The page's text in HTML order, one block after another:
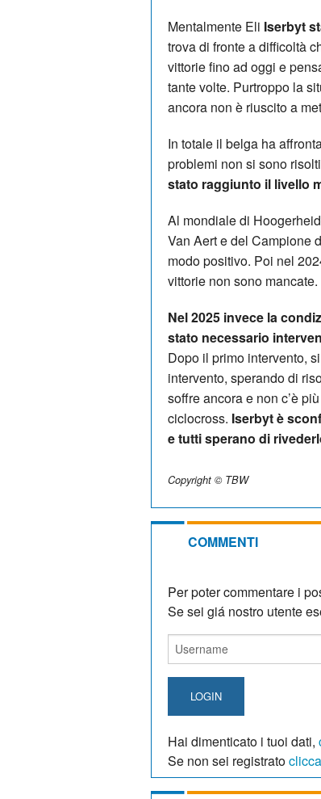
Mentalmente Eli Iserbyt
trova di fronte a difficoltà
vittorie fino ad oggi e
tante volte. Purtroppo la
ancora non è riuscito a
In totale il belga ha
problemi non si sono
stato raggiunto il livello
Al mondiale di
Van Aert e del Campione
modo positivo. Poi nel
vittorie non sono mancate.
Nel 2025 invece la
stato necessario
Dopo il primo intervento,
intervento, sperando di
soffre ancora e non c’è
ciclocross. Iserbyt è
e tutti sperano di
Copyright © TBW
COMMENTI
Per poter commentare i
Se sei giá nostro utente
LOGIN
Hai dimenticato i tuoi dati,
Se non sei registrato